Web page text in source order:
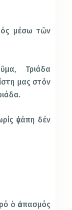
μέσω τῶν
Τριάδα
μας στόν
ἀγάπη δέν
ὁ ἀσπασμός